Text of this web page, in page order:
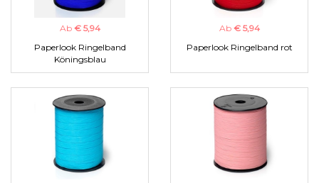
Ab € 5,94
Paperlook Ringelband
Köningsblau
Ab € 5,94
Paperlook Ringelband rot